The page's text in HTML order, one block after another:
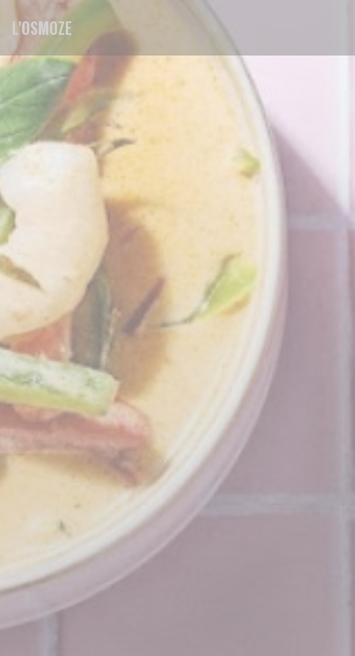
Панель управления cookies
L'OSMOZE